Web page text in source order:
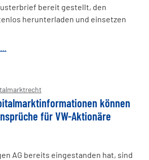
bereit gestellt, den
herunterladen und einsetzen
Musterbrief
gratis
können
für VW-Aktionäre
AG bereits eingestanden hat, sind